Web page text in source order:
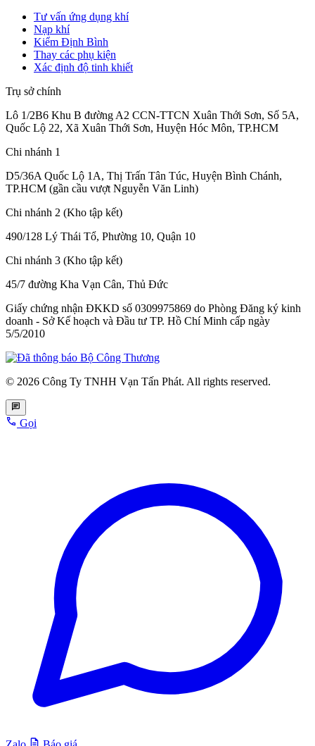
Tư vấn ứng dụng khí
Nạp khí
Kiểm Định Bình
Thay các phụ kiện
Xác định độ tinh khiết
Trụ sở chính
Lô 1/2B6 Khu B đường A2 CCN-TTCN Xuân Thới Sơn, Số 5A,
Quốc Lộ 22, Xã Xuân Thới Sơn, Huyện Hóc Môn, TP.HCM
Chi nhánh 1
D5/36A Quốc Lộ 1A, Thị Trấn Tân Túc, Huyện Bình Chánh,
TP.HCM (gần cầu vượt Nguyễn Văn Linh)
Chi nhánh 2 (Kho tập kết)
490/128 Lý Thái Tổ, Phường 10, Quận 10
Chi nhánh 3 (Kho tập kết)
45/7 đường Kha Vạn Cân, Thủ Đức
Giấy chứng nhận ĐKKD số 0309975869 do Phòng Đăng ký kinh
doanh - Sở Kế hoạch và Đầu tư TP. Hồ Chí Minh cấp ngày
5/5/2010
© 2026 Công Ty TNHH Vạn Tấn Phát. All rights reserved.
Gọi